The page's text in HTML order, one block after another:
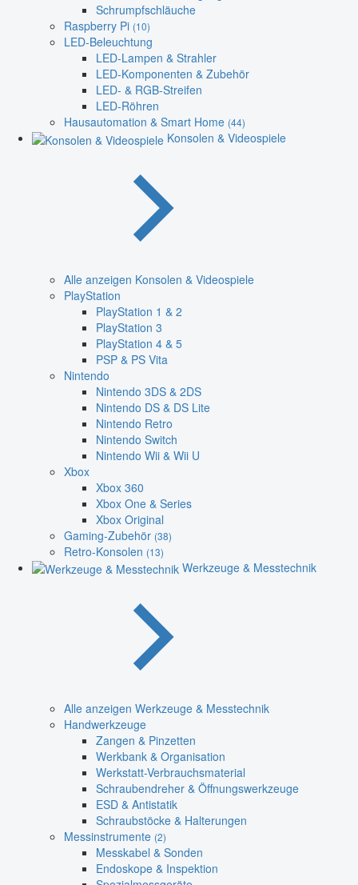
Schrumpfschläuche
Raspberry Pi (10)
LED-Beleuchtung
LED-Lampen & Strahler
LED-Komponenten & Zubehör
LED- & RGB-Streifen
LED-Röhren
Hausautomation & Smart Home (44)
Konsolen & Videospiele
Alle anzeigen Konsolen & Videospiele
PlayStation
PlayStation 1 & 2
PlayStation 3
PlayStation 4 & 5
PSP & PS Vita
Nintendo
Nintendo 3DS & 2DS
Nintendo DS & DS Lite
Nintendo Retro
Nintendo Switch
Nintendo Wii & Wii U
Xbox
Xbox 360
Xbox One & Series
Xbox Original
Gaming-Zubehör (38)
Retro-Konsolen (13)
Werkzeuge & Messtechnik
Alle anzeigen Werkzeuge & Messtechnik
Handwerkzeuge
Zangen & Pinzetten
Werkbank & Organisation
Werkstatt-Verbrauchsmaterial
Schraubendreher & Öffnungswerkzeuge
ESD & Antistatik
Schraubstöcke & Halterungen
Messinstrumente (2)
Messkabel & Sonden
Endoskope & Inspektion